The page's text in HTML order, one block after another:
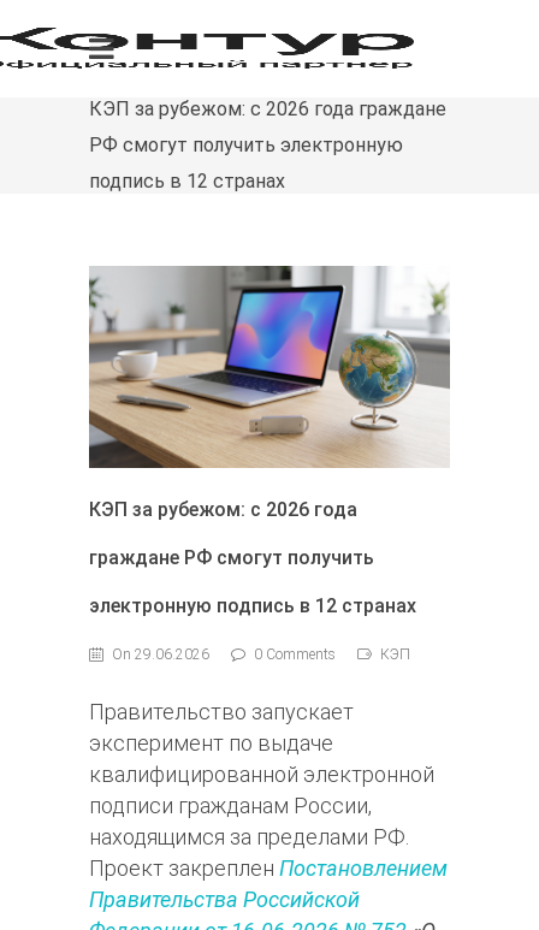
КЭП за рубежом: с 2026 года граждане
РФ смогут получить электронную
подпись в 12 странах
КЭП за рубежом: с 2026 года
граждане РФ смогут получить
электронную подпись в 12 странах
On 29.06.2026 0 Comments КЭП
Правительство запускает
эксперимент по выдаче
квалифицированной электронной
подписи гражданам России,
находящимся за пределами РФ.
Проект закреплен Постановлением
Правительства Российской